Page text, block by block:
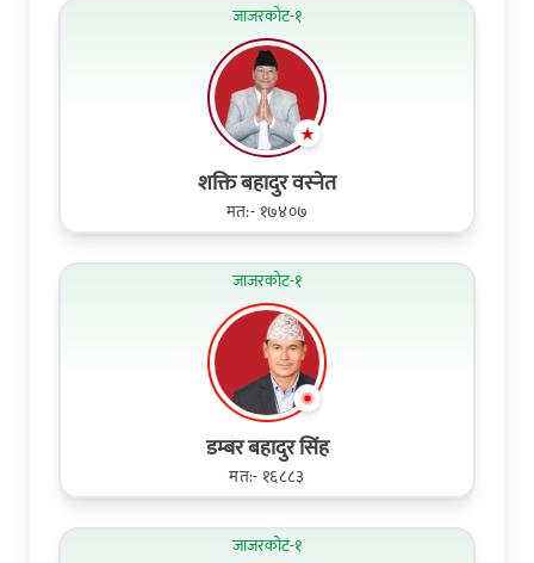
जाजरकोट-१
शक्ति बहादुर वस्नेत
मत:- १७४०७
जाजरकोट-१
डम्बर बहादुर सिंह
मत:- १६८८३
जाजरकोट-१